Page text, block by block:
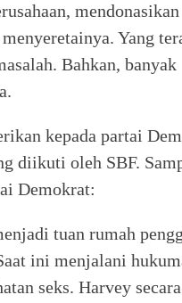
mendonasikan
Yang
Bahkan, banyak
kepada partai
diikuti oleh SBF.
Demokrat:
tuan rumah
ini menjalani
seks. Harvey